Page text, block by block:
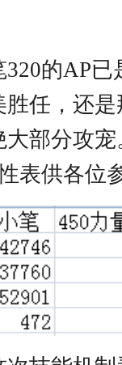
的AP已
任，还
部分攻
表供各位